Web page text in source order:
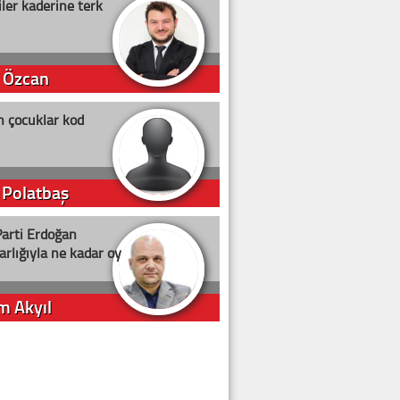
kaderine terk
çocuklar kod
Erdoğan
ne kadar oy
Akyıl